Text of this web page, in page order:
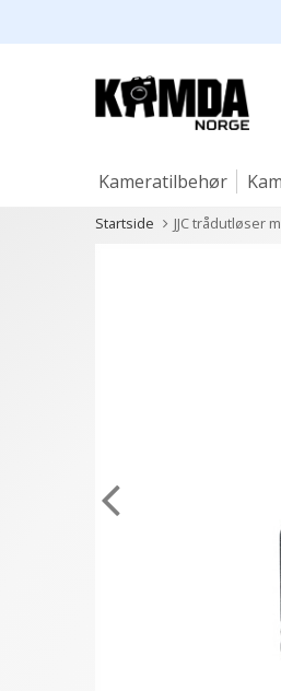
Kameratilbehør
Studio og lys
Startside JJC trådutløser